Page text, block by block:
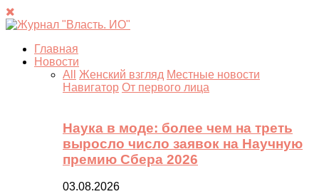
Главная
Новости
All
Женский взгляд Местные новости
Навигатор От первого лица
Наука в моде: более чем на треть
выросло число заявок на Научную
премию Сбера 2026
03.08.2026